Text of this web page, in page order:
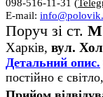
098-516-11-31 (
E-mail:
Поруч зі ст. М
Харків, вул.
Детальний опис.
постійно є